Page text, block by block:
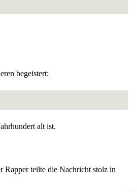
begeistert:
alt ist.
teilte die Nachricht stolz in